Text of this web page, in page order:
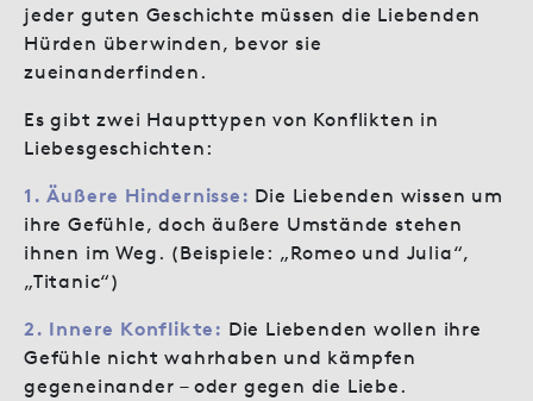
jeder guten Geschichte müssen die Liebenden
Hürden überwinden, bevor sie
zueinanderfinden.
Es gibt zwei Haupttypen von Konflikten in
Liebesgeschichten:
1. Äußere Hindernisse: Die Liebenden wissen um
ihre Gefühle, doch äußere Umstände stehen
ihnen im Weg. (Beispiele: „Romeo und Julia“,
„Titanic“)
2. Innere Konflikte: Die Liebenden wollen ihre
Gefühle nicht wahrhaben und kämpfen
gegeneinander – oder gegen die Liebe.